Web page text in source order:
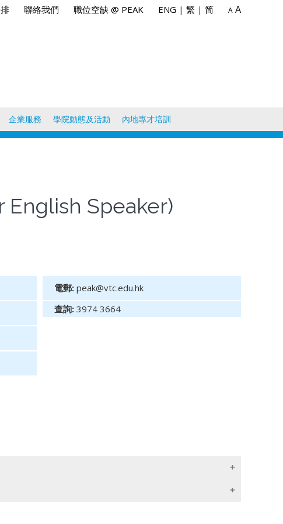
聯絡我們 職位空缺 @ PEAK ENG | 繁 | 简 A A
企業服務 學院動態及活動 內地專才培訓
English Speaker)
電郵: peak@vtc.edu.hk
查詢: 3974 3664